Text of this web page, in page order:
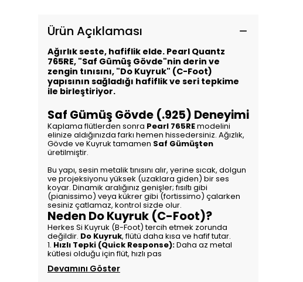
Ürün Açıklaması
Ağırlık seste, hafiflik elde. Pearl Quantz
765RE, "Saf Gümüş Gövde"nin derin ve
zengin tınısını, "Do Kuyruk" (C-Foot)
yapısının sağladığı hafiflik ve seri tepkime
ile birleştiriyor.
Saf Gümüş Gövde (.925) Deneyimi
Kaplama flütlerden sonra Pearl 765REmodelini
elinize aldığınızda farkı hemen hissedersiniz. Ağızlık,
Gövde ve Kuyruk tamamen Saf Gümüşten
üretilmiştir.
Bu yapı, sesin metalik tınısını alır, yerine sıcak, dolgun
ve projeksiyonu yüksek (uzaklara giden) bir ses
koyar. Dinamik aralığınız genişler; fısıltı gibi
(pianissimo) veya kükrer gibi (fortissimo) çalarken
sesiniz çatlamaz, kontrol sizde olur.
Neden Do Kuyruk (C-Foot)?
Herkes Si Kuyruk (B-Foot) tercih etmek zorunda
değildir. Do Kuyruk, flütü daha kısa ve hafif tutar.
1. Hızlı Tepki (Quick Response):Daha az metal
kütlesi olduğu için flüt, hızlı pas
Devamını Göster